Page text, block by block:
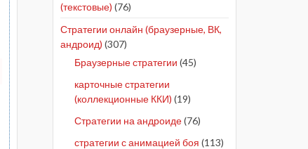
(текстовые) (76)
Стратегии онлайн (браузерные, ВК,
андроид) (307)
Браузерные стратегии (45)
карточные стратегии
(коллекционные ККИ) (19)
Стратегии на андроиде(76)
стратегии с анимацией боя (113)